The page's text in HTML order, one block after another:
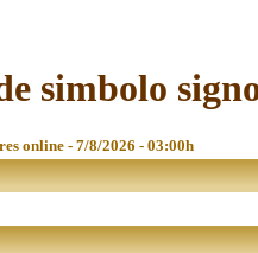
simbolo
online - 7/8/2026 - 03:00h